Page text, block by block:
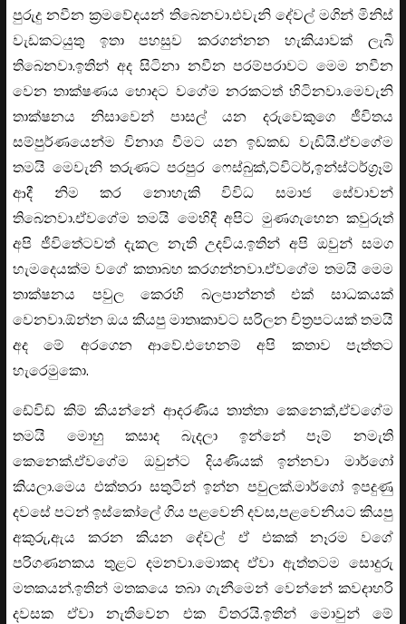
පුරුදු නවීන ක්‍රමවේදයන් තිබෙනවා.එවැනි දේවල් මගින් මිනිස්
වැඩකටයුතු ඉතා පහසුව කරගන්නන හැකියාවක් ලැබී
තිබෙනවා.ඉතින් අද සිටිනා නවීන පරම්පරාවට මෙම නවීන
වෙන තාක්ෂණය හොදට වගේම නරකටත් හිටිනවා.මෙවැනි
තාක්ෂනය නිසාවෙන් පාසල් යන දරුවෙකුගෙ ජීවිතය
සම්පුර්ණයෙන්ම විනාශ වීමට යන ඉඩකඩ වැඩියි.ඒවගේම
තමයි මෙවැනි තරුණට පරපුර ෆෙස්බුක්,ට්විටර්,ඉන්ස්ටර්ග්‍රෑම්
ආදී නිම කර නොහැකි විවිධ සමාජ සේවාවන්
තිබෙනවා.ඒවගේම තමයි මෙහිදී අපිට මුණගැහෙන කවුරුත්
අපි ජීවිතේටවත් දැකල නැති උදවිය.ඉතින් අපි ඔවුන් සමග
හැමදෙයක්ම වගේ කතාබහ කරගන්නවා.ඒවගේම තමයි මෙම
තාක්ෂනය පවුල කෙරහි බලපාන්නත් එක් සාධකයක්
වෙනවා.ඕන්න ඔය කියපු මාතෘකාවට සරිලන චිත්‍රපටයක් තමයි
අද මේ අරගෙන ආවේ.එහෙනම් අපි කතාව පැත්තට
හැරෙමුකො.
ඩේවිඩ් කිම් කියන්නේ ආදරණිය තාත්තා කෙනෙක්,ඒවගේම
තමයි මොහු කසාද බැදලා ඉන්නේ පෑම් නමැති
කෙනෙක්.ඒවගේම ඔවුන්ට දියණියක් ඉන්නවා මාර්ගෝ
කියලා.මෙය එක්තරා සතුටින් ඉන්න පවුලක්.මාර්ගෝ ඉපදුණු
දවසේ පටන් ඉස්කෝලේ ගිය පළවෙනි දවස,පළවෙනියට කියපු
අකුරු,ඇය කරන කියන දේවල් ඒ එකක් නෑරම වගේ
පරිගණනකය තුළට දමනවා.මොකද ඒවා ඇත්තටම සොදුරු
මතකයන්.ඉතින් මතකයෙ තබා ගැනීමෙන් වෙන්නේ කවදාහරි
දවසක ඒවා නැතිවෙන එක විතරයි.ඉතින් මොවුන් මේ